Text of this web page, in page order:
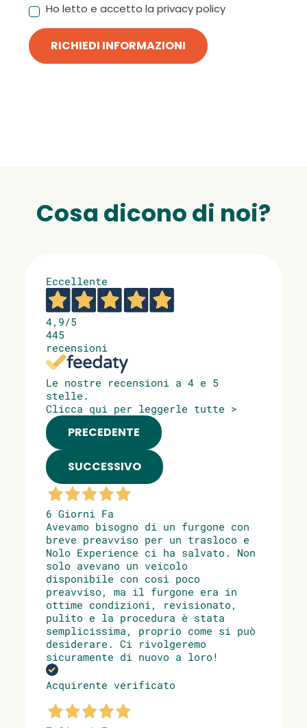
Ho letto e accetto la privacy policy
RICHIEDI INFORMAZIONI
Cosa dicono di noi?
Eccellente
4,9/5
445
recensioni
Le nostre recensioni a 4 e 5
stelle.
Clicca qui per leggerle tutte >
PRECEDENTE
SUCCESSIVO
6 Giorni Fa
Avevamo bisogno di un furgone con
breve preavviso per un trasloco e
Nolo Experience ci ha salvato. Non
solo avevano un veicolo
disponibile con così poco
preavviso, ma il furgone era in
ottime condizioni, revisionato,
pulito e la procedura è stata
semplicissima, proprio come si può
desiderare. Ci rivolgeremo
sicuramente di nuovo a loro!
Acquirente verificato